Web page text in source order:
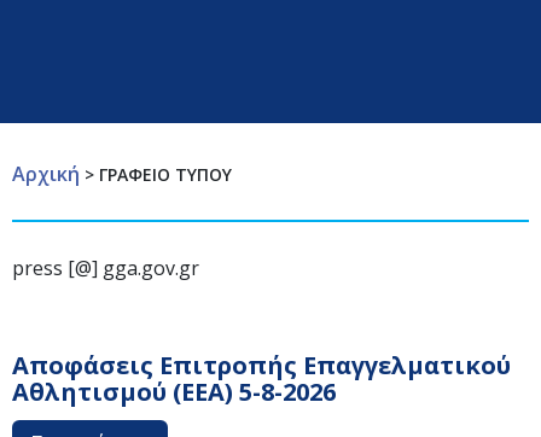
Αρχική > ΓΡΑΦΕΙΟ ΤΥΠΟΥ
press [@] gga.gov.gr
Αποφάσεις Επιτροπής Επαγγελματικού
Αθλητισμού (ΕΕΑ) 5-8-2026